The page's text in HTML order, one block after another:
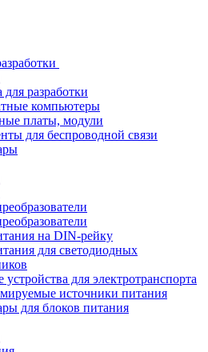
для разработки
компьютеры
платы, модули
для беспроводной связи
на DIN-рейку
для светодиодных
устройства для электротранспорта
источники питания
для блоков питания